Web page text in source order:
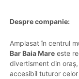
Despre companie:
Amplasat în centrul
Bar Baia Mare este
divertisment din
accesibil tuturor